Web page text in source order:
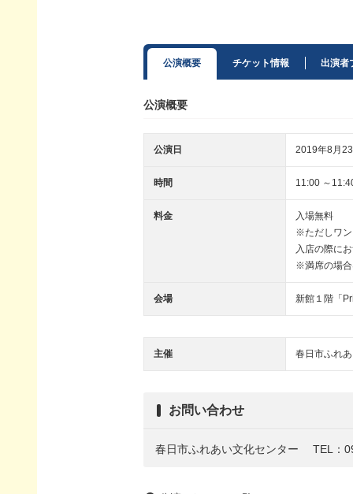
公演概要 チケット情報 出演者
公演概要
公演日 2019年8月
時間 11:00 ～
料金
入場無料
※ただしワン
入店の際に
※満席の場合
会場 新館１階「
主催 春日市ふれ
お問い合わせ
春日市ふれあい文化センター TEL：